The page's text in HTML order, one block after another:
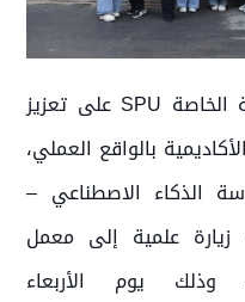
في إطار حرص الجامعة السورية الخاصة SPU على تعزيز
بالواقع العملي،
الذكاء الاصطناعي –
زيارة علمية إلى معمل
وذلك يوم الأربعاء